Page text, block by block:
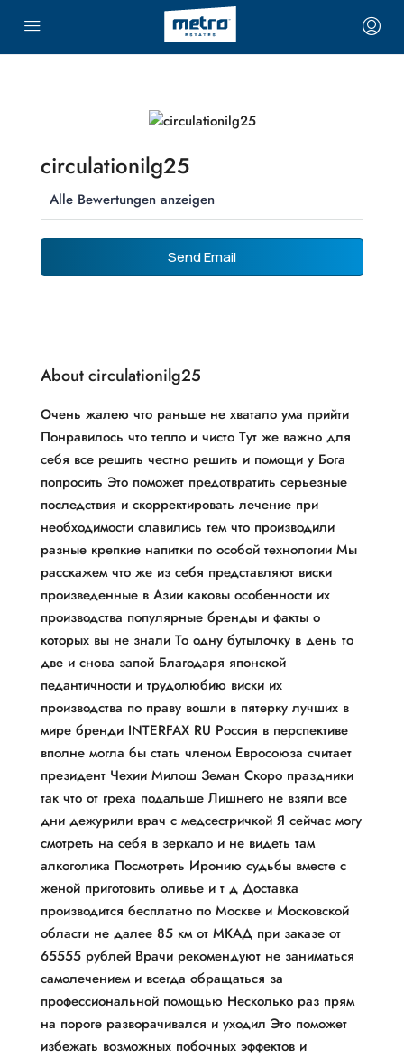
circulationilg25
Alle Bewertungen anzeigen
Send Email
About circulationilg25
Очень жалею что раньше не хватало ума прийти
Понравилось что тепло и чисто Тут же важно для
себя все решить честно решить и помощи у Бога
попросить Это поможет предотвратить серьезные
последствия и скорректировать лечение при
необходимости славились тем что производили
разные крепкие напитки по особой технологии Мы
расскажем что же из себя представляют виски
произведенные в Азии каковы особенности их
производства популярные бренды и факты о
которых вы не знали То одну бутылочку в день то
две и снова запой Благодаря японской
педантичности и трудолюбию виски их
производства по праву вошли в пятерку лучших в
мире бренди INTERFAX RU Россия в перспективе
вполне могла бы стать членом Евросоюза считает
президент Чехии Милош Земан Скоро праздники
так что от греха подальше Лишнего не взяли все
дни дежурили врач с медсестричкой Я сейчас могу
смотреть на себя в зеркало и не видеть там
алкоголика Посмотреть Иронию судьбы вместе с
женой приготовить оливье и т д Доставка
производится бесплатно по Москве и Московской
области не далее 85 км от МКАД при заказе от
65555 рублей Врачи рекомендуют не заниматься
самолечением и всегда обращаться за
профессиональной помощью Несколько раз прям
на пороге разворачивался и уходил Это поможет
избежать возможных побочных эффектов и